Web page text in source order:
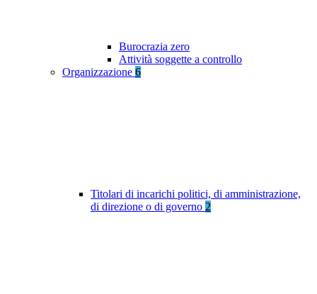
Burocrazia zero
Attività soggette a controllo
Organizzazione 6
Titolari di incarichi politici, di amministrazione,
di direzione o di governo 2